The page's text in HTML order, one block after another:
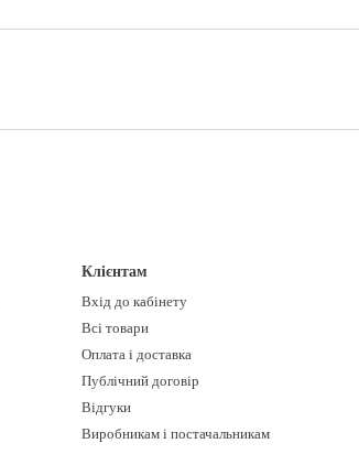
Клієнтам
Вхід до кабінету
Всі товари
Оплата і доставка
Публічний договір
Відгуки
Виробникам і постачальникам